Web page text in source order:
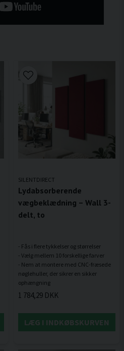
SILENTDIRECT
Lydabsorberende
vægbeklædning – Wall 3-
delt, to
- Fås i flere tykkelser og størrelser
- Vælg mellem 10 forskellige farver
- Nem at montere med CNC-fræsede
nøglehuller, der sikrer en sikker
1 784,29 DKK
LÆG I INDKØBSKURVEN